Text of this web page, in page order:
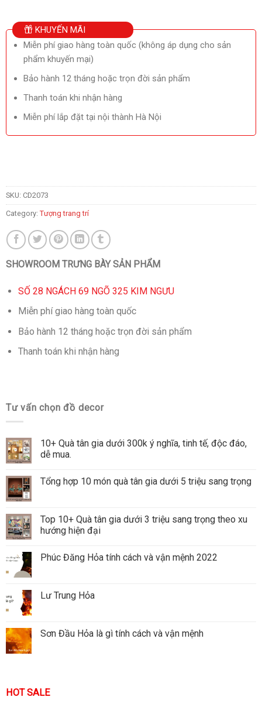
KHUYẾN MÃI
Miễn phí giao hàng toàn quốc (không áp dụng cho sản
phẩm khuyến mại)
Bảo hành 12 tháng hoặc trọn đời sản phẩm
Thanh toán khi nhận hàng
Miễn phí lắp đặt tại nội thành Hà Nội
SKU: CD2073
Category: Tượng trang trí
SHOWROOM TRƯNG BÀY SẢN PHẨM
SỐ 28 NGÁCH 69 NGÕ 325 KIM NGƯU
Miễn phí giao hàng toàn quốc
Bảo hành 12 tháng hoặc trọn đời sản phẩm
Thanh toán khi nhận hàng
Tư vấn chọn đồ decor
10+ Quà tân gia dưới 300k ý nghĩa, tinh tế, độc đáo,
dễ mua.
Tổng hợp 10 món quà tân gia dưới 5 triệu sang trọng
Top 10+ Quà tân gia dưới 3 triệu sang trọng theo xu
hướng hiện đại
Phúc Đăng Hỏa tính cách và vận mệnh 2022
Lư Trung Hỏa
Sơn Đầu Hỏa là gì tính cách và vận mệnh
HOT SALE